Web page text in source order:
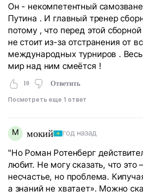
Он - некомпетентный
Путина . И главный тренер
потому , что перед этой
не стоит из-за отстранения от
международных турниров .
мир над ним смеётся !
10 Ответить
Посмотреть еще 1 ответ
М мокий год назад
"Но Роман Ротенберг
любит. Не могу сказать, что
несчастье, но проблема.
а знаний не хватает». Можно